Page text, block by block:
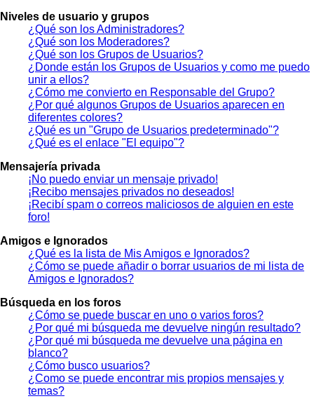
Niveles de usuario y grupos
¿Qué son los Administradores?
¿Qué son los Moderadores?
¿Qué son los Grupos de Usuarios?
¿Donde están los Grupos de Usuarios y como me puedo
unir a ellos?
¿Cómo me convierto en Responsable del Grupo?
¿Por qué algunos Grupos de Usuarios aparecen en
diferentes colores?
¿Qué es un "Grupo de Usuarios predeterminado"?
¿Qué es el enlace "El equipo"?
Mensajería privada
¡No puedo enviar un mensaje privado!
¡Recibo mensajes privados no deseados!
¡Recibí spam o correos maliciosos de alguien en este
foro!
Amigos e Ignorados
¿Qué es la lista de Mis Amigos e Ignorados?
¿Cómo se puede añadir o borrar usuarios de mi lista de
Amigos e Ignorados?
Búsqueda en los foros
¿Cómo se puede buscar en uno o varios foros?
¿Por qué mi búsqueda me devuelve ningún resultado?
¿Por qué mi búsqueda me devuelve una página en
blanco?
¿Cómo busco usuarios?
¿Como se puede encontrar mis propios mensajes y
temas?